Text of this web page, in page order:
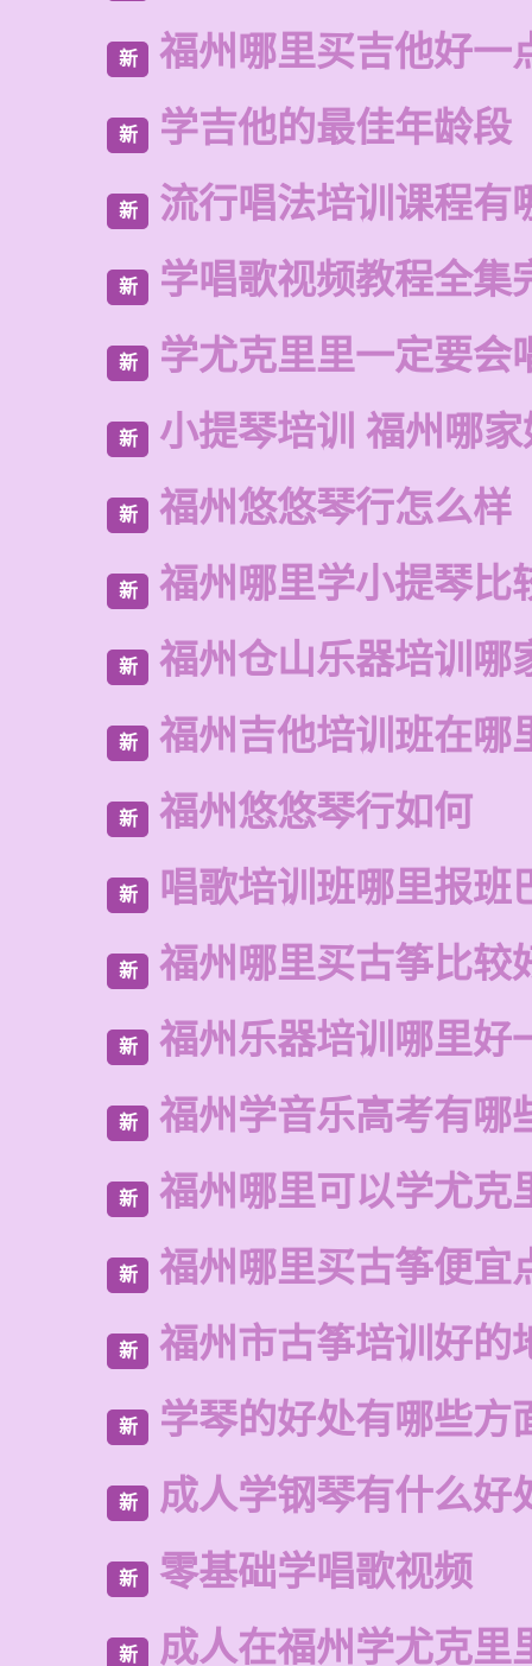
新 福州哪里买吉他好一
新 学吉他的最佳年龄段
新 流行唱法培训课程有
新 学唱歌视频教程全集
新 学尤克里里一定要会
新 小提琴培训 福州哪
新 福州悠悠琴行怎么样
新 福州哪里学小提琴比
新 福州仓山乐器培训哪
新 福州吉他培训班在哪
新 福州悠悠琴行如何
新 唱歌培训班哪里报班
新 福州哪里买古筝比较
新 福州乐器培训哪里好
新 福州学音乐高考有哪
新 福州哪里可以学尤克
新 福州哪里买古筝便宜
新 福州市古筝培训好的
新 学琴的好处有哪些方
新 成人学钢琴有什么好
新 零基础学唱歌视频
新 成人在福州学尤克里